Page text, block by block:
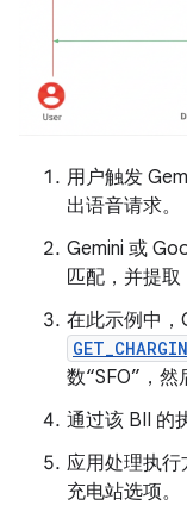
用户触发
出语音请求。
Gemini 或
匹配，并提取
在此示例中，
数“SFO”，然
通过该 BII 的
应用处理执
充电站选项。